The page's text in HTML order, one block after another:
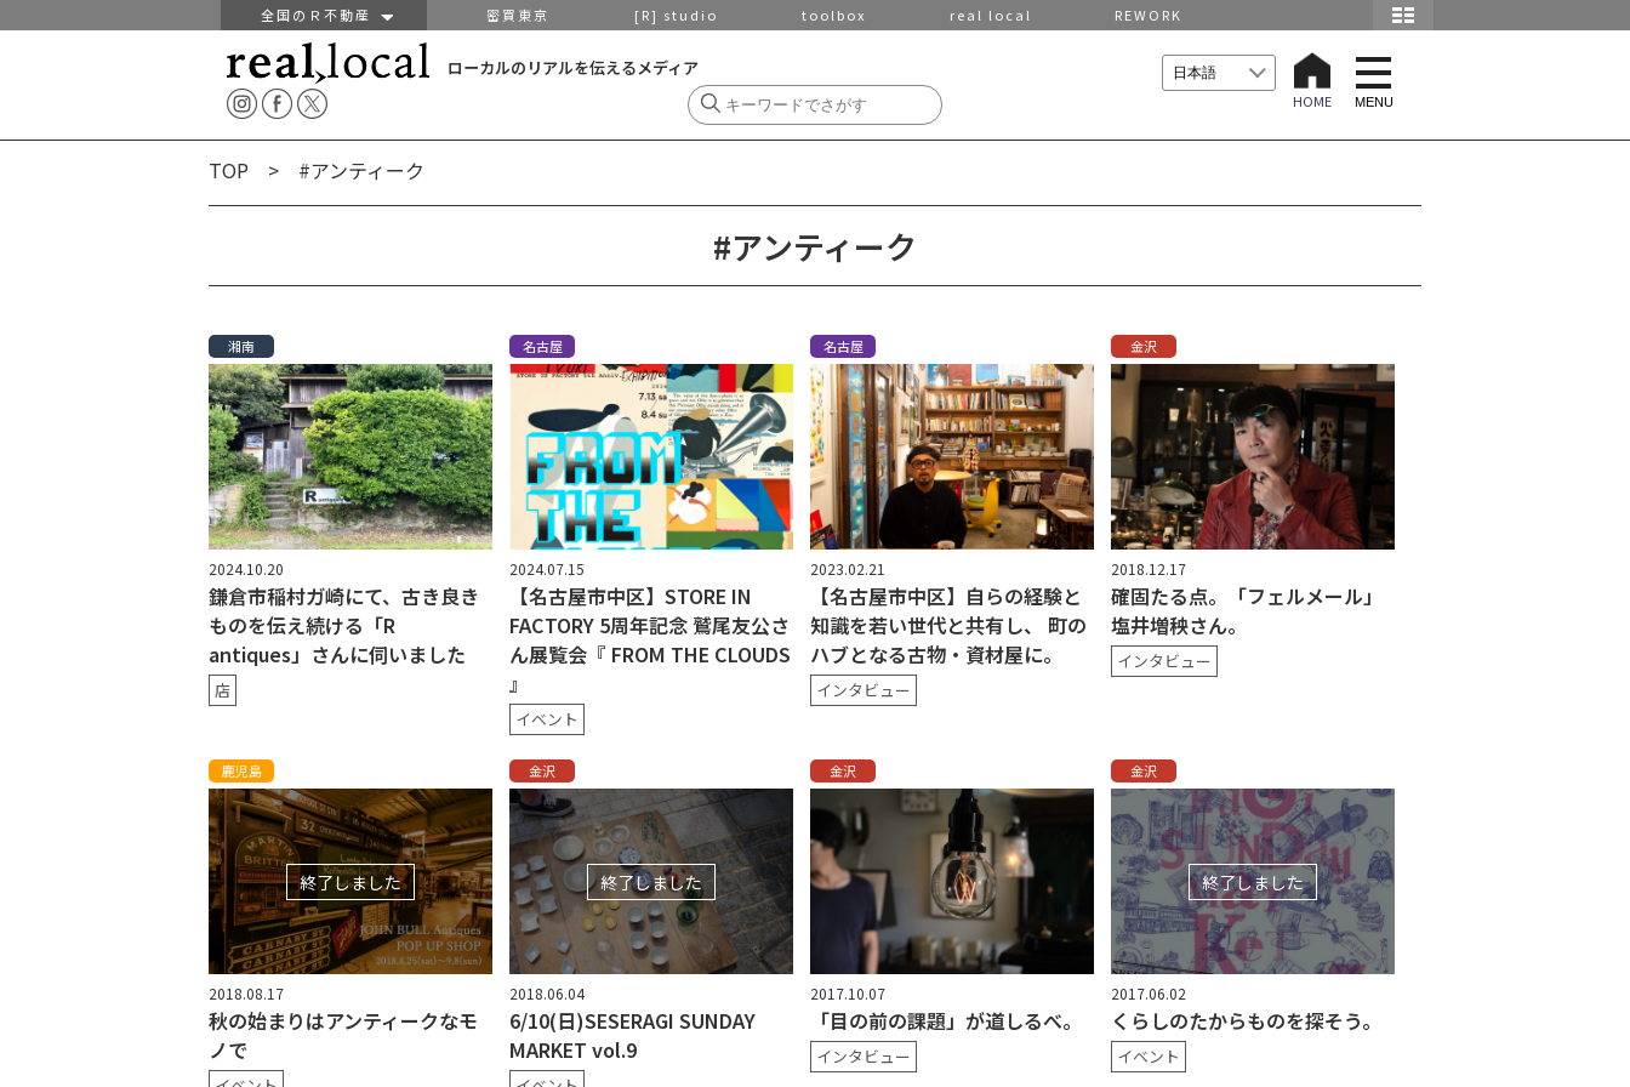
全国のＲ不動産 密買東京 [R] studio toolbox real local REWORK
ローカルのリアルを伝えるメディア
HOME
t
o
g
l
v
t
MENU
TOP > #アンティーク
#アンティーク
湘南
2024.10.20
鎌倉市稲村ガ崎にて、古き良き
ものを伝え続ける「R
antiques」さんに伺いました
店
名古屋
2024.07.15
【名古屋市中区】STORE IN
FACTORY 5周年記念 鷲尾友公さ
ん展覧会『 FROM THE CLOUDS
』
イベント
名古屋
2023.02.21
【名古屋市中区】自らの経験と
知識を若い世代と共有し、 町の
ハブとなる古物・資材屋に。
インタビュー
金沢
2018.12.17
確固たる点。「フェルメール」
塩井増秧さん。
インタビュー
鹿児島
終了しました
2018.08.17
秋の始まりはアンティークなモ
ノで
金沢
終了しました
2018.06.04
6/10(日)SESERAGI SUNDAY
MARKET vol.9
金沢
2017.10.07
「目の前の課題」が道しるべ。
インタビュー
金沢
終了しました
2017.06.02
くらしのたからものを探そう。
イベント